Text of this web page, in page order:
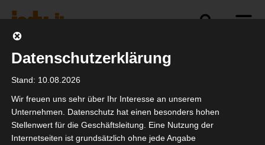
Selbstständigkeit
Frist zur Novellierung
Datenschutzerklärung
Stand: 10.08.2026
Wir freuen uns sehr über Ihr Interesse an unserem
Unternehmen. Datenschutz hat einen besonders hohen
Stellenwert für die Geschäftsleitung. Eine Nutzung der
Internetseiten ist grundsätzlich ohne jede Angabe